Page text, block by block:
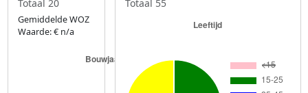
Totaal 20
Gemiddelde WOZ
Waarde: € n/a
Totaal 55